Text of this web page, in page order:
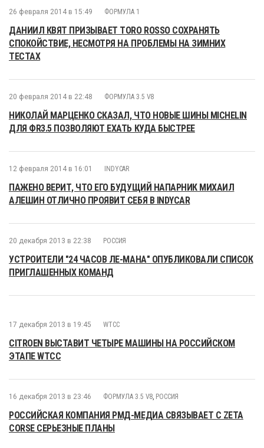
26 февраля 2014 в 15:49 ФОРМУЛА 1
ДАНИИЛ КВЯТ ПРИЗЫВАЕТ TORO ROSSO СОХРАНЯТЬ
СПОКОЙСТВИЕ, НЕСМОТРЯ НА ПРОБЛЕМЫ НА ЗИМНИХ
ТЕСТАХ
20 февраля 2014 в 22:48 ФОРМУЛА 3.5 V8
НИКОЛАЙ МАРЦЕНКО СКАЗАЛ, ЧТО НОВЫЕ ШИНЫ MICHELIN
ДЛЯ ФR3.5 ПОЗВОЛЯЮТ ЕХАТЬ КУДА БЫСТРЕЕ
12 февраля 2014 в 16:01 INDYCAR
ПАЖЕНО ВЕРИТ, ЧТО ЕГО БУДУЩИЙ НАПАРНИК МИХАИЛ
АЛЕШИН ОТЛИЧНО ПРОЯВИТ СЕБЯ В INDYCAR
20 декабря 2013 в 22:38 РОССИЯ
УСТРОИТЕЛИ "24 ЧАСОВ ЛЕ-МАНА" ОПУБЛИКОВАЛИ СПИСОК
ПРИГЛАШЕННЫХ КОМАНД
17 декабря 2013 в 19:45 WTCC
CITROEN ВЫСТАВИТ ЧЕТЫРЕ МАШИНЫ НА РОCСИЙСКОМ
ЭТАПЕ WTCC
16 декабря 2013 в 23:46 ФОРМУЛА 3.5 V8, РОССИЯ
РОССИЙСКАЯ КОМПАНИЯ РМД-МЕДИА СВЯЗЫВАЕТ С ZETA
CORSE СЕРЬЕЗНЫЕ ПЛАНЫ